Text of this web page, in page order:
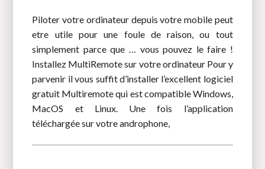
Piloter votre ordinateur depuis votre mobile peut
etre utile pour une foule de raison, ou tout
simplement parce que … vous pouvez le faire !
Installez MultiRemote sur votre ordinateur Pour y
parvenir il vous suffit d’installer l’excellent logiciel
gratuit Multiremote qui est compatible Windows,
MacOS et Linux. Une fois l’application
téléchargée sur votre androphone,